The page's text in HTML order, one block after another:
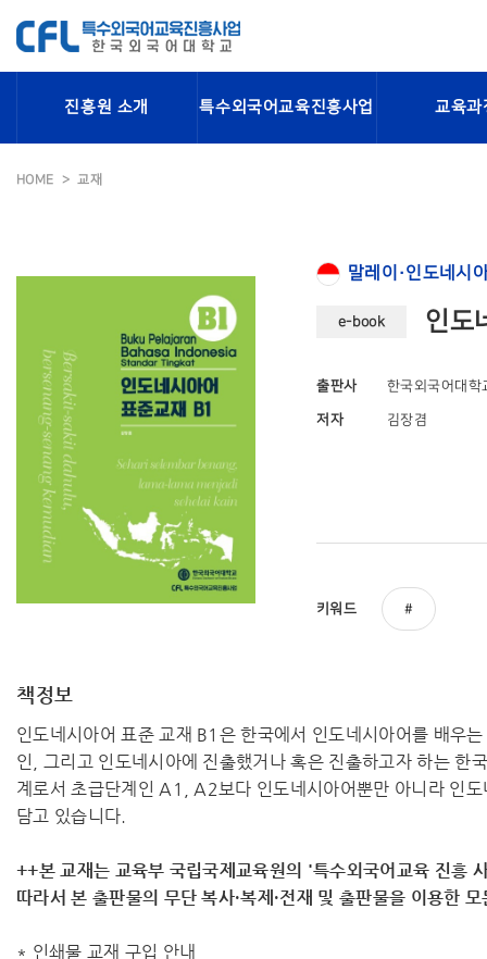
진흥원 소개 특수외국어교육진흥사업 교육과
HOME 교재
말레이·인도네시
e-book 인도
출판사 한국외국어대학
저자 김장겸
키워드
책정보
인도네시아어 표준 교재 B1은 한국에서 인도네시아어를 배우
인, 그리고 인도네시아에 진출했거나 혹은 진출하고자 하는 한
계로서 초급단계인 A1, A2보다 인도네시아어뿐만 아니라 인
담고 있습니다.
++본 교재는 교육부 국립국제교육원의 '특수외국어교육 진흥
따라서 ​본 출판물의 무단 복사·복제·전재 및 출판물을 이용한
* 인쇄물 교재 구입 안내